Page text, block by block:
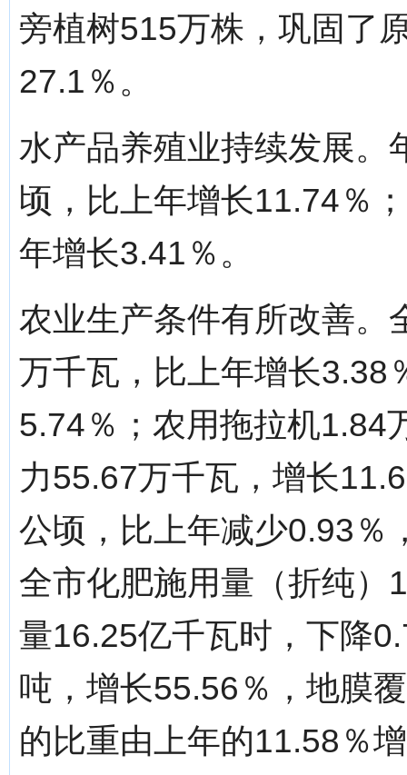
旁植树515万株，巩固了
27.1％。
水产品养殖业持续发展。
顷，比上年增长11.74％
年增长3.41％。
农业生产条件有所改善。
万千瓦，比上年增长3.38
5.74％；农用拖拉机1.84
力55.67万千瓦，增长
公顷，比上年减少0.93％
全市化肥施用量（折纯）
量16.25亿千瓦时，下降
吨，增长55.56％，地膜
的比重由上年的11.58％